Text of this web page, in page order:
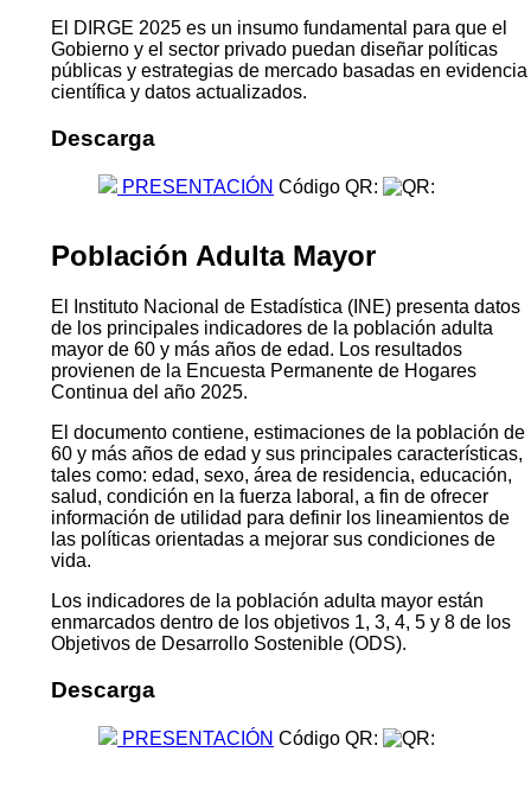
El DIRGE 2025 es un insumo fundamental para que el
Gobierno y el sector privado puedan diseñar políticas
públicas y estrategias de mercado basadas en evidencia
científica y datos actualizados.
Descarga
PRESENTACIÓN Código QR:
Población Adulta Mayor
El Instituto Nacional de Estadística (INE) presenta datos
de los principales indicadores de la población adulta
mayor de 60 y más años de edad. Los resultados
provienen de la Encuesta Permanente de Hogares
Continua del año 2025.
El documento contiene, estimaciones de la población de
60 y más años de edad y sus principales características,
tales como: edad, sexo, área de residencia, educación,
salud, condición en la fuerza laboral, a fin de ofrecer
información de utilidad para definir los lineamientos de
las políticas orientadas a mejorar sus condiciones de
vida.
Los indicadores de la población adulta mayor están
enmarcados dentro de los objetivos 1, 3, 4, 5 y 8 de los
Objetivos de Desarrollo Sostenible (ODS).
Descarga
PRESENTACIÓN Código QR: